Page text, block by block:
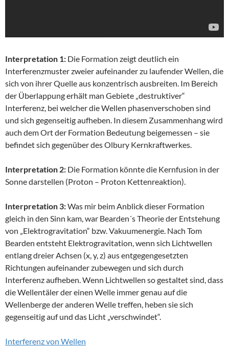
Interpretation 1: Die Formation zeigt deutlich ein
Interferenzmuster zweier aufeinander zu laufender Wellen, die
sich von ihrer Quelle aus konzentrisch ausbreiten. Im Bereich
der Überlappung erhält man Gebiete „destruktiver“
Interferenz, bei welcher die Wellen phasenverschoben sind
und sich gegenseitig aufheben. In diesem Zusammenhang wird
auch dem Ort der Formation Bedeutung beigemessen – sie
befindet sich gegenüber des Olbury Kernkraftwerkes.
Interpretation 2: Die Formation könnte die Kernfusion in der
Sonne darstellen (Proton – Proton Kettenreaktion).
Interpretation 3:Was mir beim Anblick dieser Formation
gleich in den Sinn kam, war Bearden´s Theorie der Entstehung
von „Elektrogravitation“ bzw. Vakuumenergie. Nach Tom
Bearden entsteht Elektrogravitation, wenn sich Lichtwellen
entlang dreier Achsen (x, y, z) aus entgegengesetzten
Richtungen aufeinander zubewegen und sich durch
Interferenz aufheben. Wenn Lichtwellen so gestaltet sind, dass
die Wellentäler der einen Welle immer genau auf die
Wellenberge der anderen Welle treffen, heben sie sich
gegenseitig auf und das Licht „verschwindet“.
Interferenz von Wellen